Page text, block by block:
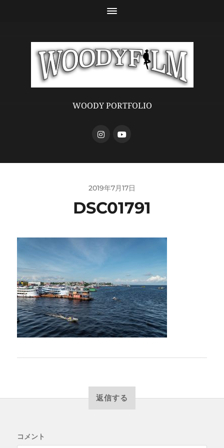
WOODY PORTFOLIO
2019年7月17日
DSC01791
返信する
コメント